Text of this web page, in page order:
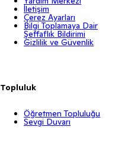
İletişim
Çerez Ayarları
Bilgi Toplamaya Dair
Şeffaflık Bildirimi
Gizlilik ve Güvenlik
Topluluk
Öğretmen Topluluğu
Sevgi Duvarı